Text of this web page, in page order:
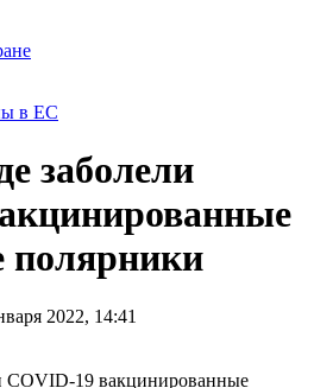
в ЕС
заболели
полярники
2022, 14:41